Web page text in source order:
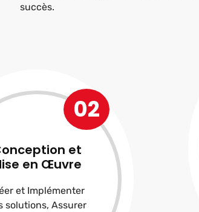
succès.
02
et
en Œuvre
et Implémenter
solutions, Assurer